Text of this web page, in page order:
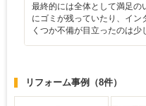
最終的には全体として満足の
にゴミが残っていたり、イ
くつか不備が目立ったのは少
リフォーム事例 （8件）